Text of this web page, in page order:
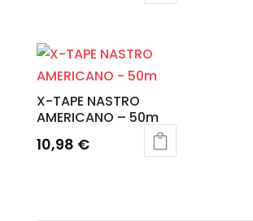
X-TAPE NASTRO
AMERICANO – 50m
10,98 €